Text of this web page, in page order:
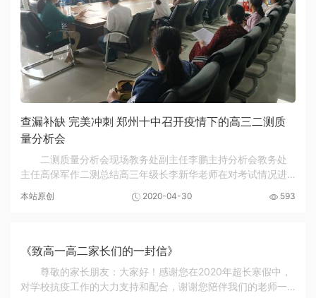
查漏补缺 完美冲刺 郑州十中召开疫情下的高三二测质
量分析会
二测质量分析会现场教务处副主任李鹏主持分析会教务处
主任高保军作二测总结高三年级长李新华老师在对考试情况进
验副校长张继波作总结讲话4月29日下午，郑州...
本站原创 2020-04-30 593
《致高一高二家长们的一封信》
尊敬的家长朋友：大家好！感谢您在2020年超长寒假中，
对学校抗疫工作的大力支持和配合，谢谢您陪伴我们的老师一